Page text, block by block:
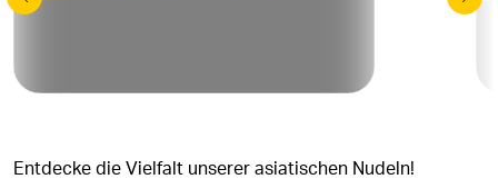
Entdecke die Vielfalt unserer asiatischen Nudeln!